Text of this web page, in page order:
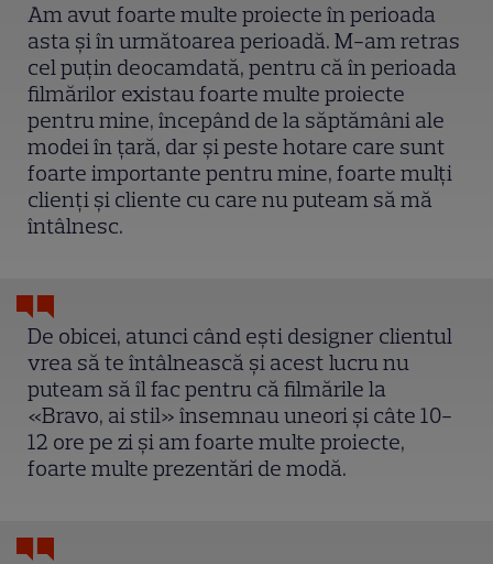
Am avut foarte multe proiecte în perioada
asta și în următoarea perioadă. M-am retras
cel puțin deocamdată, pentru că în perioada
filmărilor existau foarte multe proiecte
pentru mine, începând de la săptămâni ale
modei în țară, dar și peste hotare care sunt
foarte importante pentru mine, foarte mulți
clienți și cliente cu care nu puteam să mă
întâlnesc.
De obicei, atunci când ești designer clientul
vrea să te întâlnească și acest lucru nu
puteam să îl fac pentru că filmările la
«Bravo, ai stil» însemnau uneori și câte 10-
12 ore pe zi și am foarte multe proiecte,
foarte multe prezentări de modă.